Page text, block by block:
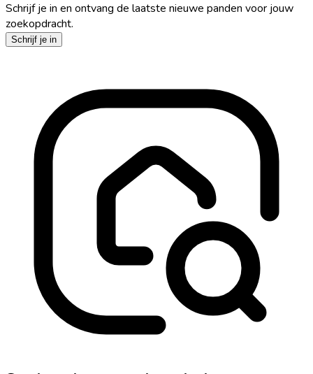
Schrijf je in en ontvang de laatste nieuwe panden voor jouw
zoekopdracht.
Schrijf je in